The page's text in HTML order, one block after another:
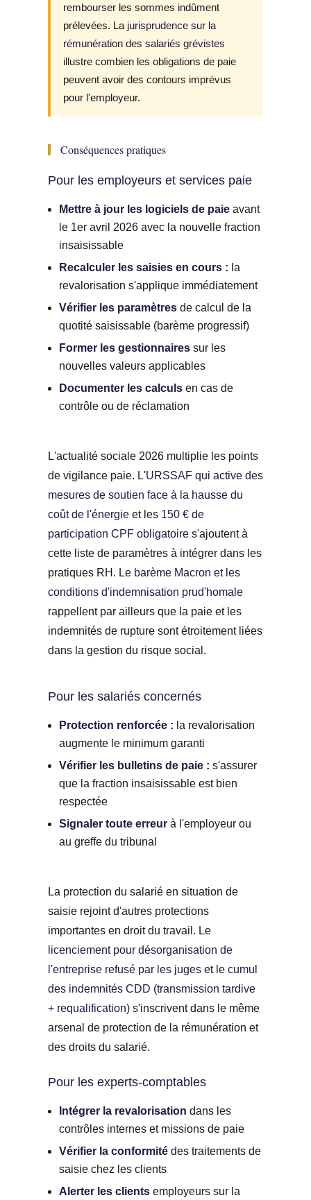
rembourser les sommes indûment
prélevées. La jurisprudence sur la
rémunération des salariés grévistes
illustre combien les obligations de paie
peuvent avoir des contours imprévus
pour l'employeur.
Conséquences pratiques
Pour les employeurs et services paie
Mettre à jour les logiciels de paieavant
le 1er avril 2026 avec la nouvelle fraction
insaisissable
Recalculer les saisies en cours : la
revalorisation s'applique immédiatement
Vérifier les paramètresde calcul de la
quotité saisissable (barème progressif)
Former les gestionnairessur les
nouvelles valeurs applicables
Documenter les calculsen cas de
contrôle ou de réclamation
L'actualité sociale 2026 multiplie les points
de vigilance paie. L'URSSAF qui active des
mesures de soutien face à la hausse du
coût de l'énergieet les 150 € de
participation CPF obligatoires'ajoutent à
cette liste de paramètres à intégrer dans les
pratiques RH. Le barème Macron et les
conditions d'indemnisation prud'homale
rappellent par ailleurs que la paie et les
indemnités de rupture sont étroitement liées
dans la gestion du risque social.
Pour les salariés concernés
Protection renforcée : la revalorisation
augmente le minimum garanti
Vérifier les bulletins de paie : s'assurer
que la fraction insaisissable est bien
respectée
Signaler toute erreurà l'employeur ou
au greffe du tribunal
La protection du salarié en situation de
saisie rejoint d'autres protections
importantes en droit du travail. Le
licenciement pour désorganisation de
l'entreprise refusé par les jugeset le cumul
des indemnités CDD (transmission tardive
+ requalification)s'inscrivent dans le même
arsenal de protection de la rémunération et
des droits du salarié.
Pour les experts-comptables
Intégrer la revalorisation dans les
contrôles internes et missions de paie
Vérifier la conformitédes traitements de
saisie chez les clients
Alerter les clientsemployeurs sur la